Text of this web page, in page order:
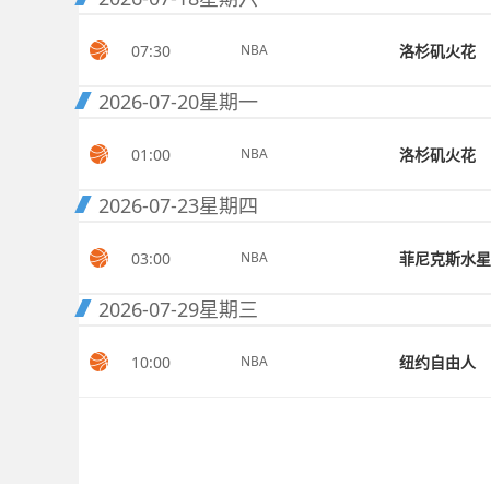
07:30 NBA 洛杉矶火花
2026-07-20星期一
01:00 NBA 洛杉矶火花
2026-07-23星期四
03:00 NBA 菲尼克斯水星
2026-07-29星期三
10:00 NBA 纽约自由人